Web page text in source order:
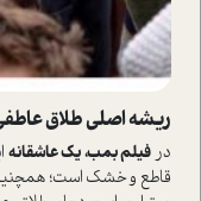
ریشه اصلي طلاق
درفیلم بمب، یک عاشقانه
قاطع و خشك ا‌ست؛